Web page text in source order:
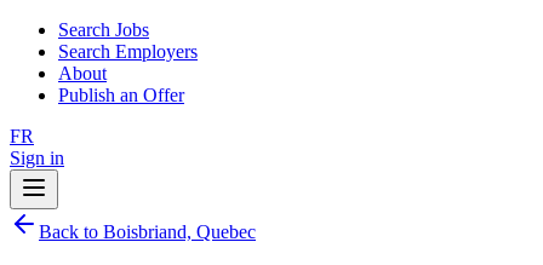
Search Jobs
Search Employers
About
Publish an Offer
FR
Sign in
Back to Boisbriand, Quebec